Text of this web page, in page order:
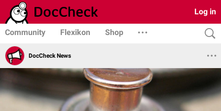
Log in
Community Flexikon Shop
DocCheck News